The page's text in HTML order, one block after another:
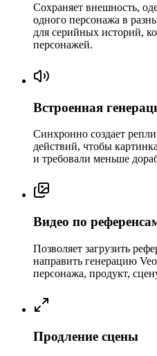
Сохраняет внешность,
одного персонажа в
для серийных историй,
персонажей.
Встроенная
Синхронно создает
действий, чтобы
и требовали меньше
Видео по
Позволяет загрузить
направить генерацию
персонажа, продукт,
Продление сцены